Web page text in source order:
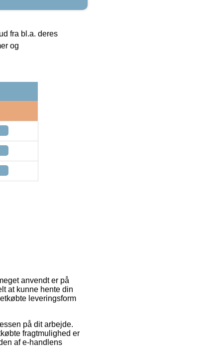
fra bl.a. deres
og
anvendt er på
at kunne hente din
leveringsform
på dit arbejde.
fragtmulighed er
af e-handlens